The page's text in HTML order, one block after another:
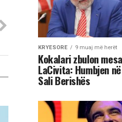
KRYESORE 9 muaj më herët
Kokalari zbulon
LaCivita: Humbjen
Sali Berishës